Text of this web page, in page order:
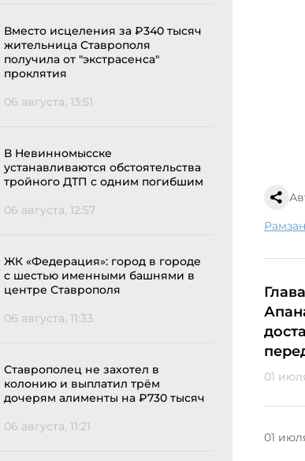
Вместо исцеления за ₽340 тысяч
жительница Ставрополя
получила от "экстрасенса"
проклятия
06 августа, 13:51
В Невинномысске
устанавливаются обстоятельства
тройного ДТП с одним погибшим
06 августа, 12:57
ЖК «Федерация»: город в городе
с шестью именными башнями в
центре Ставрополя
06 августа, 11:33
Ставрополец не захотел в
колонию и выплатил трём
дочерям алименты на ₽730 тысяч
06 августа, 11:21
01
01